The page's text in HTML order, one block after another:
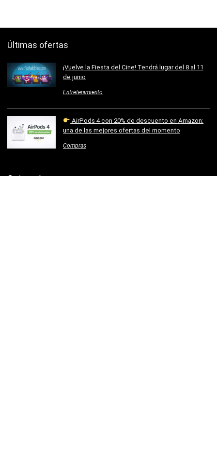
Últimas ofertas
¡Vuelve la Fiesta del Cine! Tendrá lugar del 8 al 11
de junio
Entretenimiento
AirPods 4 con 20% de descuento en Amazon:
una de las mejores ofertas del momento
Compras
Categorías